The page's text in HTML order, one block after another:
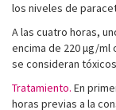
los niveles de
A las cuatro horas,
encima de 220 μg/ml
se consideran
Tratamiento. En
horas previas a la